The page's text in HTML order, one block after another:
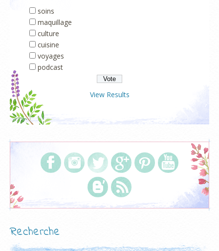
soins
maquillage
culture
cuisine
voyages
podcast
View Results
Recherche